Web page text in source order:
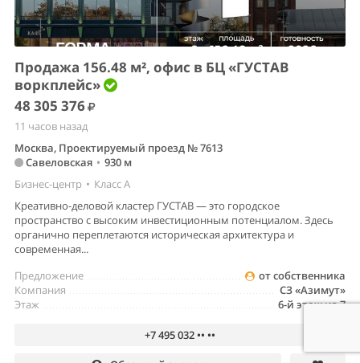
Продажа 156.48 м², офис в БЦ «ГУСТАВ
воркплейс»
48 305 376
11 часов назад
Москва, Проектируемый проезд № 7613
Савеловская • 930 м
Бизнес-центр • Класс A
Креативно-деловой кластер ГУСТАВ — это городское
пространство с высоким инвестиционным потенциалом. Здесь
органично переплетаются историческая архитектура и
современная...
от собственника
Предложение
СЗ «Азимут»
Компания
6-й этаж из 7
Этаж
+7 495 032 •• ••